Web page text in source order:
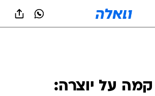
על יוצרה: